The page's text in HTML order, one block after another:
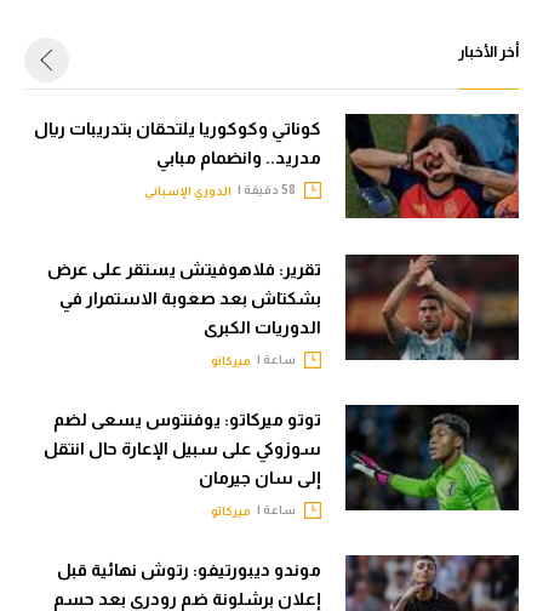
أخر الأخبار
كوناتي وكوكوريا يلتحقان بتدريبات ريال
مدريد.. وانضمام مبابي
الدوري الإسباني
تقرير: فلاهوفيتش يستقر على عرض
بشكتاش بعد صعوبة الاستمرار في
الدوريات الكبرى
ساعة | ميركاتو
توتو ميركاتو: يوفنتوس يسعى لضم
سوزوكي على سبيل الإعارة حال انتقل
إلى سان جيرمان
ساعة | ميركاتو
موندو ديبورتيفو: رتوش نهائية قبل
إعلان برشلونة ضم رودري بعد حسم